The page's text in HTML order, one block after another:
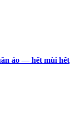
áo — hết mùi hết